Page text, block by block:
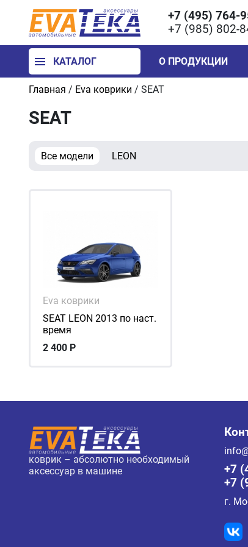
+7 (495) 764-
+7 (985) 802-
КАТАЛОГ О ПРОДУКЦИИ
Главная / Eva коврики / SEAT
SEAT
Все модели LEON
Eva коврики
SEAT LEON 2013 по наст.
время
2 400 Р
коврик – абсолютно необходимый
аксессуар в машине
+7
+7
г.